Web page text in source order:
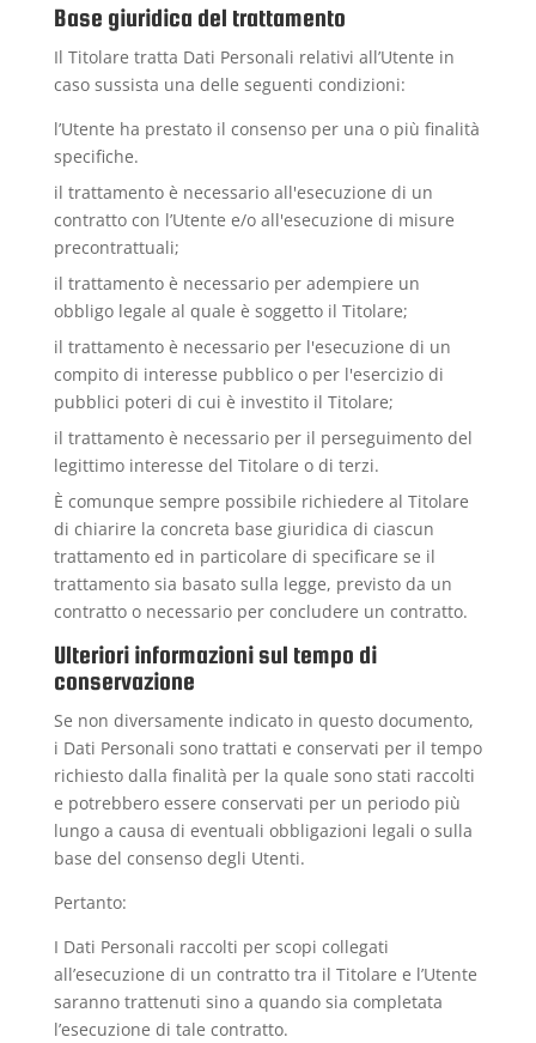
Base giuridica del trattamento
Il Titolare tratta Dati Personali relativi all’Utente in
caso sussista una delle seguenti condizioni:
l’Utente ha prestato il consenso per una o più finalità
specifiche.
il trattamento è necessario all'esecuzione di un
contratto con l’Utente e/o all'esecuzione di misure
precontrattuali;
il trattamento è necessario per adempiere un
obbligo legale al quale è soggetto il Titolare;
il trattamento è necessario per l'esecuzione di un
compito di interesse pubblico o per l'esercizio di
pubblici poteri di cui è investito il Titolare;
il trattamento è necessario per il perseguimento del
legittimo interesse del Titolare o di terzi.
È comunque sempre possibile richiedere al Titolare
di chiarire la concreta base giuridica di ciascun
trattamento ed in particolare di specificare se il
trattamento sia basato sulla legge, previsto da un
contratto o necessario per concludere un contratto.
Ulteriori informazioni sul tempo di
conservazione
Se non diversamente indicato in questo documento,
i Dati Personali sono trattati e conservati per il tempo
richiesto dalla finalità per la quale sono stati raccolti
e potrebbero essere conservati per un periodo più
lungo a causa di eventuali obbligazioni legali o sulla
base del consenso degli Utenti.
Pertanto:
I Dati Personali raccolti per scopi collegati
all’esecuzione di un contratto tra il Titolare e l’Utente
saranno trattenuti sino a quando sia completata
l’esecuzione di tale contratto.